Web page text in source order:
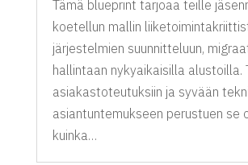
Tämä blueprint tarjoaa teille
koetellun mallin
järjestelmien suunnitteluun,
hallintaan nykyaikaisilla alustoilla.
asiakastoteutuksiin ja syvään
asiantuntemukseen perustuen se
kuinka…